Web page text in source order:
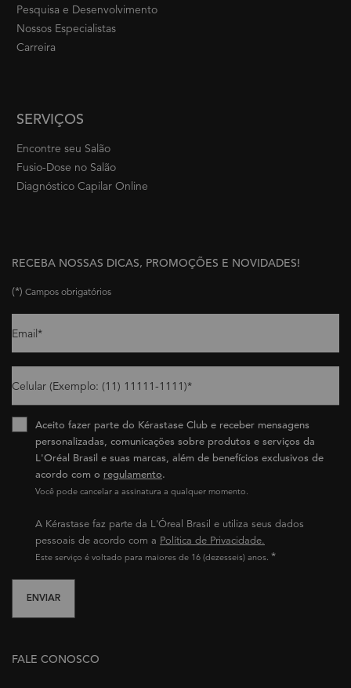
Pesquisa e Desenvolvimento
Nossos Especialistas
Carreira
SERVIÇOS
Encontre seu Salão
Fusio-Dose no Salão
Diagnóstico Capilar Online
RECEBA NOSSAS DICAS, PROMOÇÕES E NOVIDADES!
(*) Campos obrigatórios
Email *
Celular (Exemplo: (11) 11111-1111)*
Aceito fazer parte do Kérastase Club e receber mensagens
personalizadas, comunicações sobre produtos e serviços da
L'Oréal Brasil e suas marcas, além de benefícios exclusivos de
acordo com o regulamento.​
Você pode cancelar a assinatura a qualquer momento.​
A Kérastase faz parte da L'Óreal Brasil e utiliza seus dados
pessoais de acordo com a Política de Privacidade.
Este serviço é voltado para maiores de 16 (dezesseis) anos. *
ENVIAR
FALE CONOSCO